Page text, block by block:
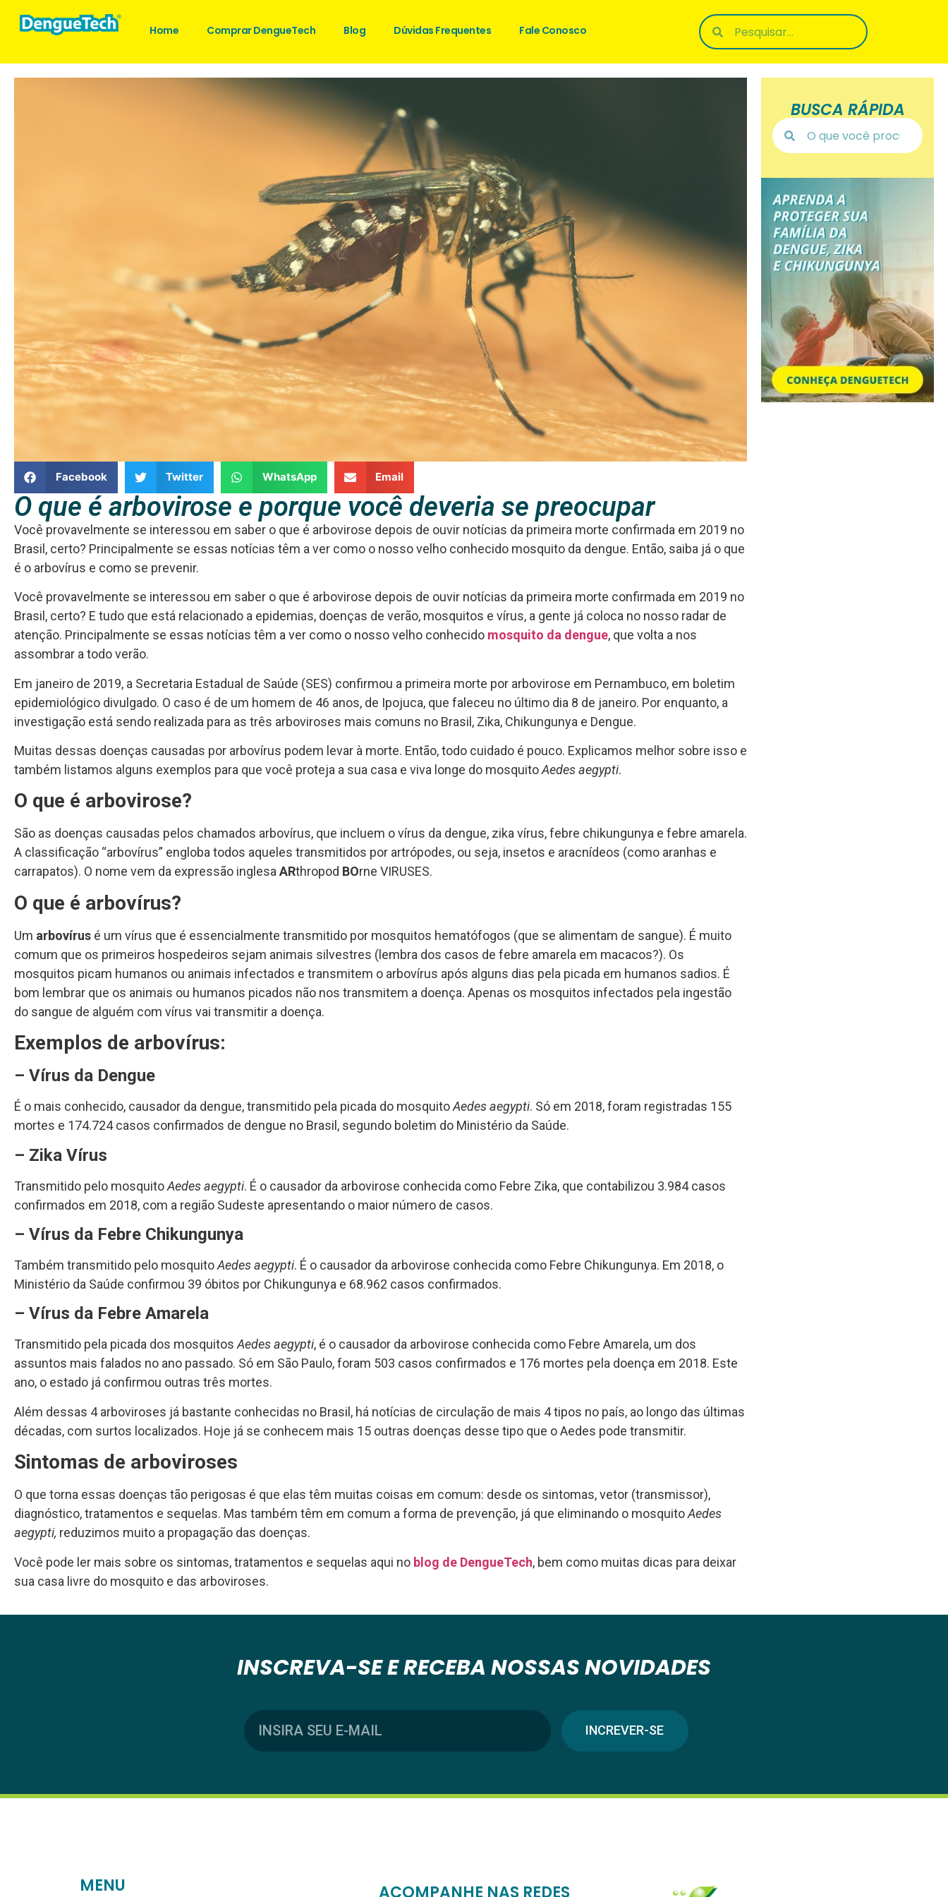
Home Comprar DengueTech Blog Dúvidas Frequentes Fale Conosco
Facebook Twitter WhatsApp Email
O que é arbovirose e porque você deveria se preocupar
Você provavelmente se interessou em saber o que é arbovirose depois de ouvir notícias da primeira morte confirmada em 2019 no
Brasil, certo? Principalmente se essas notícias têm a ver como o nosso velho conhecido mosquito da dengue. Então, saiba já o que
é o arbovírus e como se prevenir.
Você provavelmente se interessou em saber o que é arbovirose depois de ouvir notícias da primeira morte confirmada em 2019 no
Brasil, certo? E tudo que está relacionado a epidemias, doenças de verão, mosquitos e vírus, a gente já coloca no nosso radar de
atenção. Principalmente se essas notícias têm a ver como o nosso velho conhecido mosquito da dengue, que volta a nos
assombrar a todo verão.
Em janeiro de 2019, a Secretaria Estadual de Saúde (SES) confirmou a primeira morte por arbovirose em Pernambuco, em boletim
epidemiológico divulgado. O caso é de um homem de 46 anos, de Ipojuca, que faleceu no último dia 8 de janeiro. Por enquanto, a
investigação está sendo realizada para as três arboviroses mais comuns no Brasil, Zika, Chikungunya e Dengue.
Muitas dessas doenças causadas por arbovírus podem levar à morte. Então, todo cuidado é pouco. Explicamos melhor sobre isso e
também listamos alguns exemplos para que você proteja a sua casa e viva longe do mosquitoAedes aegypti.
O que é arbovirose?
São as doenças causadas pelos chamados arbovírus, que incluem o vírus da dengue, zika vírus, febre chikungunya e febre amarela.
A classificação “arbovírus” engloba todos aqueles transmitidos por artrópodes, ou seja, insetos e aracnídeos (como aranhas e
carrapatos). O nome vem da expressão inglesaARthropod BOrne VIRUSES.
O que é arbovírus?
Um arbovírus é um vírus que é essencialmente transmitido por mosquitos hematófogos (que se alimentam de sangue). É muito
comum que os primeiros hospedeiros sejam animais silvestres (lembra dos casos de febre amarela em macacos?). Os
mosquitos picam humanos ou animais infectados e transmitem o arbovírus após alguns dias pela picada em humanos sadios. É
bom lembrar que os animais ou humanos picados não nos transmitem a doença. Apenas os mosquitos infectados pela ingestão
do sangue de alguém com vírus vai transmitir a doença.
Exemplos de arbovírus:
– Vírus da Dengue
É o mais conhecido, causador da dengue, transmitido pela picada do mosquitoAedes aegypti. Só em 2018, foram registradas 155
mortes e 174.724 casos confirmados de dengue no Brasil, segundo boletim do Ministério da Saúde.
– Zika Vírus
Transmitido pelo mosquitoAedes aegypti. É o causador da arbovirose conhecida como Febre Zika, que contabilizou 3.984 casos
confirmados em 2018, com a região Sudeste apresentando o maior número de casos.
– Vírus da Febre Chikungunya
Também transmitido pelo mosquitoAedes aegypti. É o causador da arbovirose conhecida como Febre Chikungunya. Em 2018, o
Ministério da Saúde confirmou 39 óbitos por Chikungunya e 68.962 casos confirmados.
– Vírus da Febre Amarela
Transmitido pela picada dos mosquitosAedes aegypti, é o causador da arbovirose conhecida como Febre Amarela, um dos
assuntos mais falados no ano passado. Só em São Paulo, foram 503 casos confirmados e 176 mortes pela doença em 2018. Este
ano, o estado já confirmou outras três mortes.
Além dessas 4 arboviroses já bastante conhecidas no Brasil, há notícias de circulação de mais 4 tipos no país, ao longo das últimas
décadas, com surtos localizados. Hoje já se conhecem mais 15 outras doenças desse tipo que o Aedes pode transmitir.
Sintomas de arboviroses
O que torna essas doenças tão perigosas é que elas têm muitas coisas em comum: desde os sintomas, vetor (transmissor),
diagnóstico, tratamentos e sequelas. Mas também têm em comum a forma de prevenção, já que eliminando o mosquitoAedes
aegypti, reduzimos muito a propagação das doenças.
Você pode ler mais sobre os sintomas, tratamentos e sequelas aqui no blog de DengueTech, bem como muitas dicas para deixar
sua casa livre do mosquito e das arboviroses.
BUSCA RÁPIDA
INSCREVA-SE E RECEBA NOSSAS NOVIDADES
INCREVER-SE
MENU